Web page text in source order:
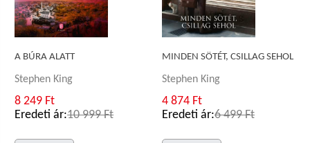
A BÚRA ALATT
Stephen King
8 249 Ft
Eredeti ár:10 999 Ft
MINDEN SÖTÉT, CSILLAG SEHOL
Stephen King
4 874 Ft
Eredeti ár:6 499 Ft